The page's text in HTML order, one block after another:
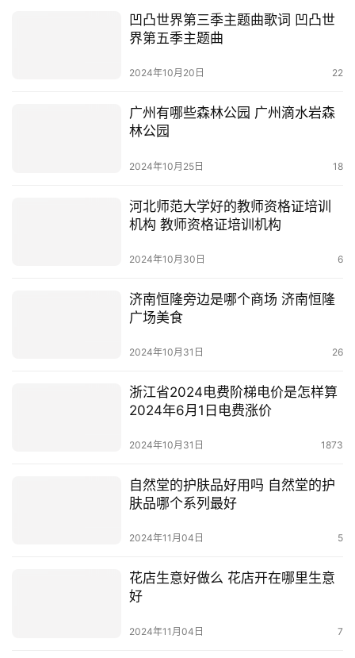
凹凸世界第三季主题曲歌词 凹凸世
界第五季主题曲
2024年10月20日 22
广州有哪些森林公园 广州滴水岩森
林公园
2024年10月25日 18
河北师范大学好的教师资格证培训
机构 教师资格证培训机构
2024年10月30日 6
济南恒隆旁边是哪个商场 济南恒隆
广场美食
2024年10月31日 26
浙江省2024电费阶梯电价是怎样算
2024年6月1日电费涨价
2024年10月31日 1873
自然堂的护肤品好用吗 自然堂的护
肤品哪个系列最好
2024年11月04日 5
花店生意好做么 花店开在哪里生意
好
2024年11月04日 7